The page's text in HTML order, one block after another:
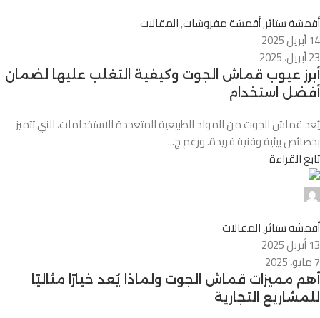
أقمشة ستائر,أقمشة مفروشات,المقالات
14 أبريل 2025
23 أبريل، 2025
أبرز عيوب قماش الجوت وكيفية التغلب عليها لضمان
أفضل استخدام
يُعد قماش الجوت من المواد الطبيعية المتعددة الاستخدامات، التي تتميز
بخصائص بيئية وفنية فريدة. ورغم ج...
تابع القراءة
أقمشة ستائر,المقالات
13 أبريل 2025
7 مايو، 2025
أهم مميزات قماش الجوت ولماذا يُعد خيارًا مثاليًا
للمشاريع التجارية